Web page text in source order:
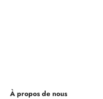
À propos de nous